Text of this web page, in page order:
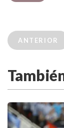
ANTERIOR